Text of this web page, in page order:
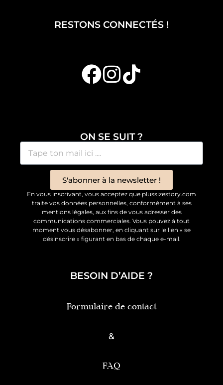
RESTONS CONNECTÉS !
ON SE SUIT ?
S'abonner à la newsletter !
En vous inscrivant, vous acceptez que plussizestory.com
traite vos données personnelles, conformément à ses
mentions légales, aux fins de vous adresser des
communications commerciales. Vous pouvez à tout
moment vous désabonner, en cliquant sur le lien « se
désinscrire » figurant en bas de chaque e-mail.
BESOIN D’AIDE ?
Formulaire de contact
&
FAQ